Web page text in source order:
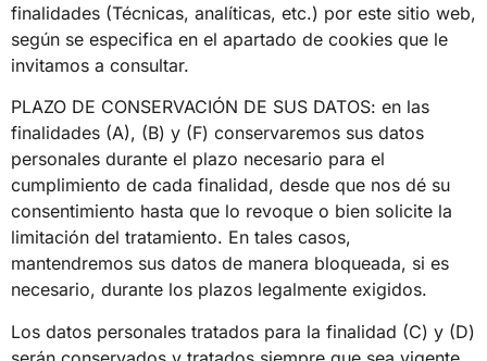
finalidades (Técnicas, analíticas, etc.) por este sitio web,
según se especifica en el apartado de cookies que le
invitamos a consultar.
PLAZO DE CONSERVACIÓN DE SUS DATOS: en las
finalidades (A), (B) y (F) conservaremos sus datos
personales durante el plazo necesario para el
cumplimiento de cada finalidad, desde que nos dé su
consentimiento hasta que lo revoque o bien solicite la
limitación del tratamiento. En tales casos,
mantendremos sus datos de manera bloqueada, si es
necesario, durante los plazos legalmente exigidos.
Los datos personales tratados para la finalidad (C) y (D)